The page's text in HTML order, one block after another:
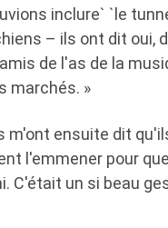
inclure` `le
– ils ont dit
de l'as de la
marchés. »
m'ont ensuite dit
l'emmener pour
C'était un si beau